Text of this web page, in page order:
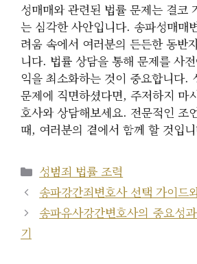
성매매와 관련된 법률 문제는 결코
는 심각한 사안입니다. 송파성매매
려움 속에서 여러분의 든든한 동반
니다. 법률 상담을 통해 문제를 사
익을 최소화하는 것이 중요합니다.
문제에 직면하셨다면, 주저하지 마
호사와 상담해보세요. 전문적인 조
때, 여러분의 곁에서 함께 할 것입
카
테
고
리
성범죄 법률 조력
송파강간죄변호사 선택 가이드
송파유사강간변호사의 중요성
기